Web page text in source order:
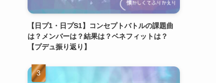
【日プ1・日プS1】コンセプトバトルの課題曲
は？メンバーは？結果は？ベネフィットは？
【プデュ振り返り】